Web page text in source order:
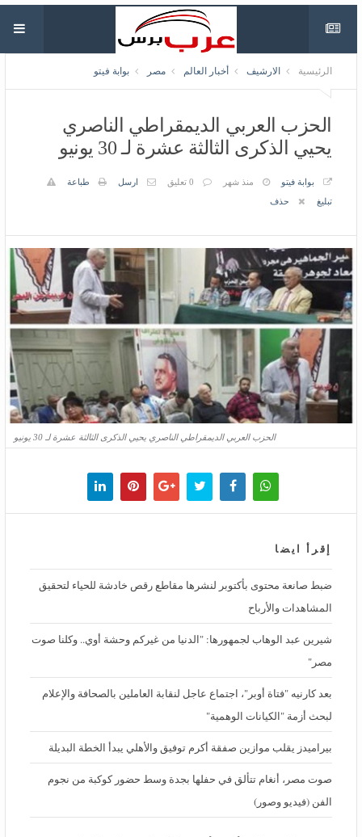
الرئيسية الارشيف أخبار العالم بوابة فيتو
الحزب العربي الديمقراطي الناصري
يحيي الذكرى الثالثة عشرة لـ 30 يونيو
بوابة فيتو ارسل طباعة
الحزب العربي الديمقراطي الناصري يحيي الذكرى الثالثة عشرة لـ 30 يونيو
إقرأ ايضا
ضبط صانعة محتوى بأكتوبر لنشرها مقاطع رقص خادشة للحياء لتحقيق
المشاهدات والأرباح
شيرين عبد الوهاب لجمهورها: "الدنيا من غيركم وحشة أوي.. وكلنا صوت
مصر"
بعد كارنيه "فتاة أوبر"، اجتماع عاجل لنقابة العاملين بالصحافة والإعلام
لبحث أزمة "الكيانات الوهمية"
بيراميدز يقلب موازين صفقة أكرم توفيق والأهلي يبدأ الخطة البديلة
صوت مصر، أنغام تتألق في حفلها بجدة وسط حضور كوكبة من نجوم الفن
(فيديو وصور)